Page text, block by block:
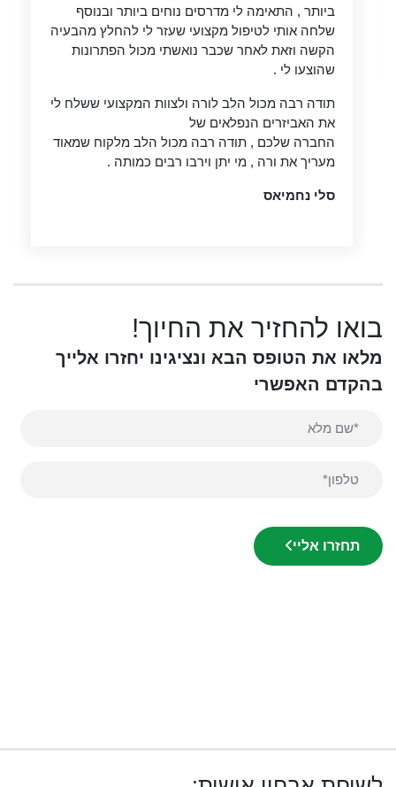
ביותר , התאימה לי מדרסים נוחים ביותר ובנוסף
שלחה אותי לטיפול מקצועי שעזר לי להחלץ מהבעיה
הקשה וזאת לאחר שכבר נואשתי מכול הפתרונות
שהוצעו לי .
תודה רבה מכול הלב לורה ולצוות המקצועי ששלח לי
את האביזרים הנפלאים של
החברה שלכם , תודה רבה מכול הלב מלקוח שמאוד
מעריך את ורה , מי יתן וירבו רבים כמותה .
סלי נחמיאס
בואו להחזיר את החיוך!
מלאו את הטופס הבא ונציגינו יחזרו אלייך
בהקדם האפשרי
תחזרו אליי